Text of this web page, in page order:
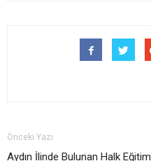
Önceki Yazı
Aydın İlinde Bulunan Halk Eğitim